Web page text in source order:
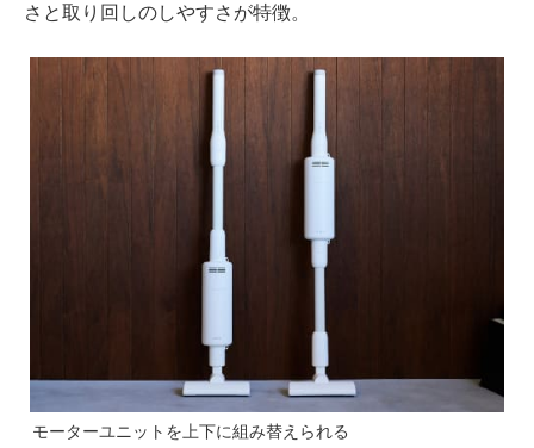
さと取り回しのしやすさが特徴。
モーターユニットを上下に組み替えられる